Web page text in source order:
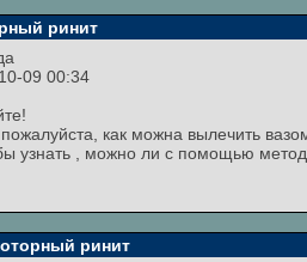
ринит
09 00:34
как можна вылечить
узнать , можно ли с помощью
ринит